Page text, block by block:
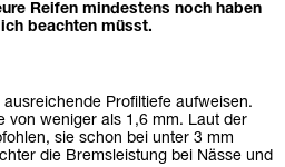
Reifen mindestens noch haben
beachten müsst.
Profiltiefe aufweisen.
von weniger als 1,6 mm. Laut der
sie schon bei unter 3 mm
die Bremsleistung bei Nässe und